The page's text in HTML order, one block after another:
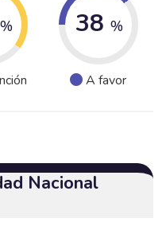
% 38 %
A favor
Nacional